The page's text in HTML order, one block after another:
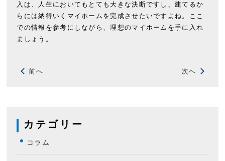
入は、人生においてもとても大きな決断ですし、建てるか
らには納得いくマイホームを完成させたいですよね。ここ
での情報を参考にしながら、理想のマイホームを手に入れ
ましょう。
前へ 次へ
カテゴリー
コラム